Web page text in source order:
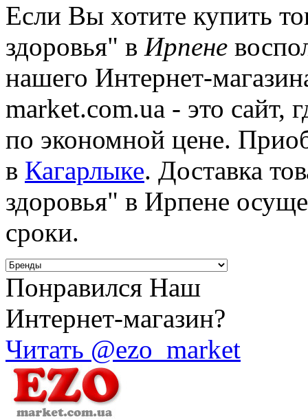
Если Вы хотите купить
здоровья" в Ирпене
нашего Интернет-
market.com.ua - это
по экономной цене.
в Кагарлыке. Доставка
здоровья" в Ирпене
сроки.
Понравился Наш
Интернет-магазин?
Читать @ezo_market